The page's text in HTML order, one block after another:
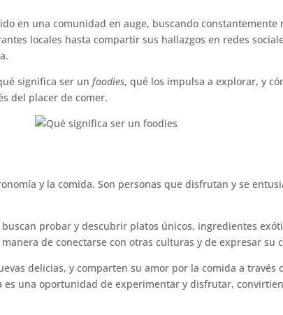
en una comunidad en auge, buscando
locales hasta compartir sus hallazgos en redes
significa ser un foodies, qué los impulsa a explorar, y
del placer de comer.
y la comida. Son personas que disfrutan y se
probar y descubrir platos únicos, ingredientes
de conectarse con otras culturas y de expresar su
delicias, y comparten su amor por la comida a través
es una oportunidad de experimentar y disfrutar,